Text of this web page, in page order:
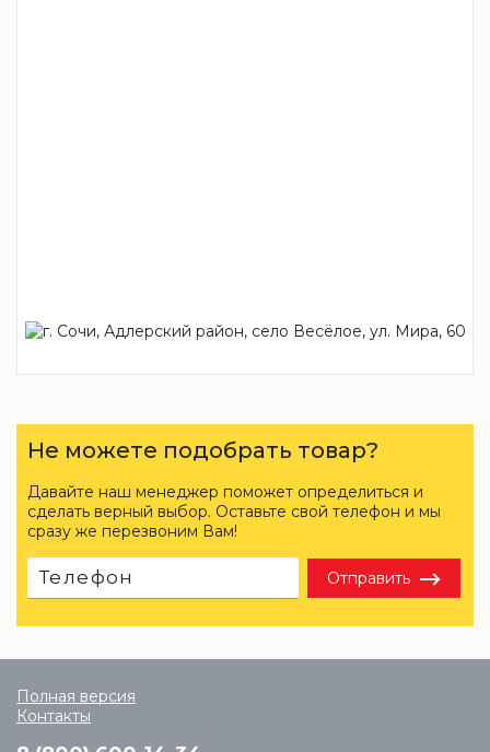
Не можете подобрать товар?
Давайте наш менеджер поможет определиться и
сделать верный выбор. Оставьте свой телефон и мы
сразу же перезвоним Вам!
Отправить
Полная версия
Контакты